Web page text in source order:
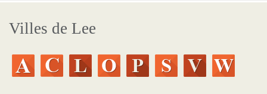
Villes de Lee